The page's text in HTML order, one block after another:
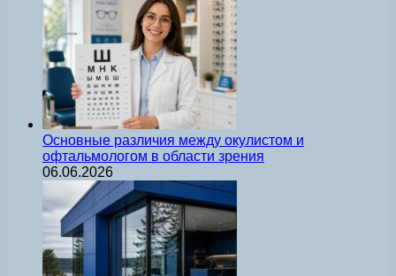
Основные различия между окулистом и
офтальмологом в области зрения
06.06.2026